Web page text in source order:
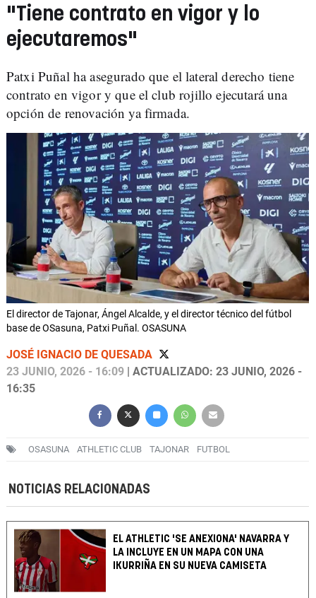
"Tiene contrato en vigor y lo
ejecutaremos"
Patxi Puñal ha asegurado que el lateral derecho tiene
contrato en vigor y que el club rojillo ejecutará una
opción de renovación ya firmada.
El director de Tajonar, Ángel Alcalde, y el director técnico del fútbol
base de OSasuna, Patxi Puñal. OSASUNA
JOSÉ IGNACIO DE QUESADA
23 JUNIO, 2026 - 16:09 | ACTUALIZADO: 23 JUNIO, 2026 -
16:35
OSASUNA ATHLETIC CLUB TAJONAR FUTBOL
NOTICIAS RELACIONADAS
EL ATHLETIC 'SE ANEXIONA' NAVARRA Y
LA INCLUYE EN UN MAPA CON UNA
IKURRIÑA EN SU NUEVA CAMISETA